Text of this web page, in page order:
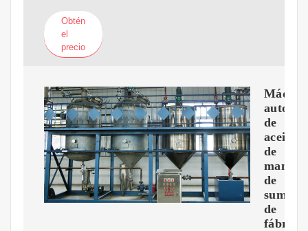
Obtén
el
precio
de
aceite
de
maní
de
de
fábrica